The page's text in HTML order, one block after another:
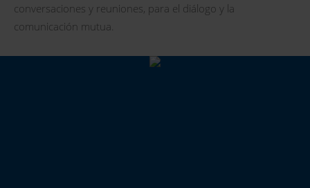
conversaciones y reuniones, para el diálogo y la
comunicación mutua.